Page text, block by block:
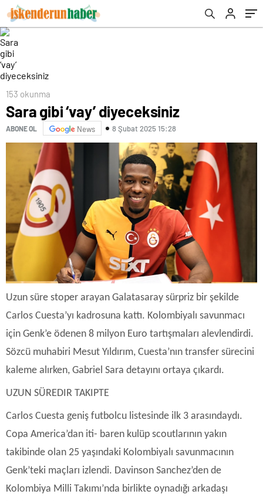
153 okunma
Sara gibi ‘vay’ diyeceksiniz
ABONE OL News 8 Şubat 2025 15:28
Uzun süre stoper arayan Galatasaray sürpriz bir şekilde
Carlos Cuesta’yı kadrosuna kattı. Kolombiyalı savunmacı
için Genk’e ödenen 8 milyon Euro tartışmaları alevlendirdi.
Sözcü muhabiri Mesut Yıldırım, Cuesta’nın transfer sürecini
kaleme alırken, Gabriel Sara detayını ortaya çıkardı.
UZUN SÜREDIR TAKIPTE
Carlos Cuesta geniş futbolcu listesinde ilk 3 arasındaydı.
Copa America’dan iti- baren kulüp scoutlarının yakın
takibinde olan 25 yaşındaki Kolombiyalı savunmacının
Genk’teki maçları izlendi. Davinson Sanchez’den de
Kolombiya Milli Takımı’nda birlikte oynadığı arkadaşı